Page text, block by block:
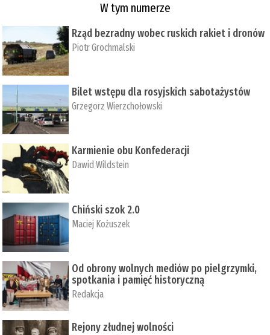
W tym numerze
Rząd bezradny wobec ruskich rakiet i dronów
Piotr Grochmalski
Bilet wstępu dla rosyjskich sabotażystów
Grzegorz Wierzchołowski
Karmienie obu Konfederacji
Dawid Wildstein
Chiński szok 2.0
Maciej Kożuszek
Od obrony wolnych mediów po pielgrzymki,
spotkania i pamięć historyczną
Redakcja
Rejony złudnej wolności